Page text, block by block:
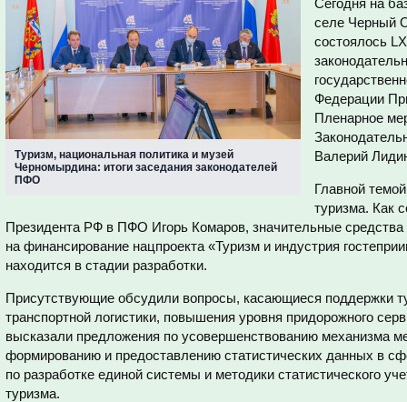
Туризм, национальная политика и музей
Черномырдина: итоги заседания законодателей
ПФО
Сегодня на
селе Черный
состоялось
Федерации
Пленарное
Валерий
Главной
туризма. Как
Президента РФ в ПФО Игорь Комаров, значительные средства
на финансирование нацпроекта «Туризм и индустрия
находится в стадии разработки.
Присутствующие обсудили вопросы, касающиеся поддержки
транспортной логистики, повышения уровня придорожного
высказали предложения по усовершенствованию механизма
формированию и предоставлению статистических данных в
по разработке единой системы и методики статистического
туризма.